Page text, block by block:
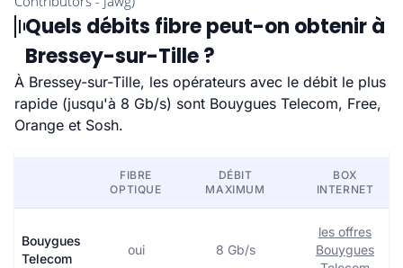
Quels débits fibre peut-on obtenir à
Bressey-sur-Tille ?
À Bressey-sur-Tille, les opérateurs avec le débit le plus
rapide (jusqu'à 8 Gb/s) sont Bouygues Telecom, Free,
Orange et Sosh.
FIBRE
OPTIQUE
DÉBIT
MAXIMUM
BOX
INTERNET
Bouygues
Telecom
oui 8 Gb/s
les offres
Bouygues